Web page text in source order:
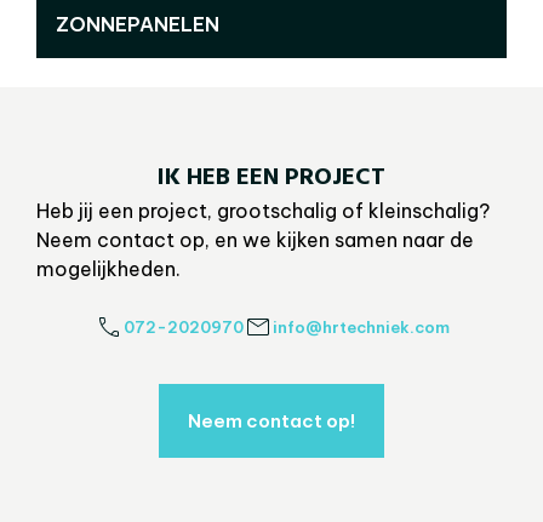
ZONNEPANELEN
IK HEB EEN PROJECT
Heb jij een project, grootschalig of kleinschalig?
Neem contact op, en we kijken samen naar de
mogelijkheden.
072-2020970 info@hrtechniek.com
Neem contact op!